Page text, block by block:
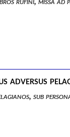
adversus
sub